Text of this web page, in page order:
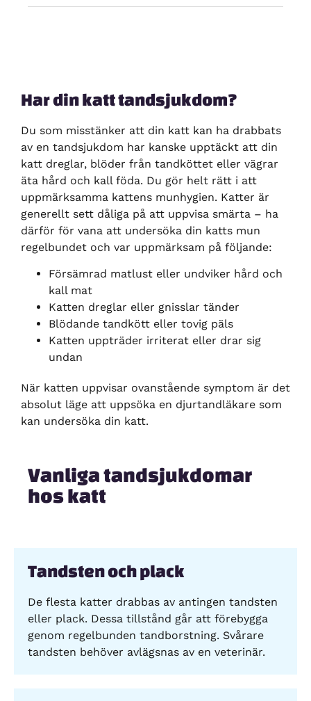
Har din katt tandsjukdom?
Du som misstänker att din katt kan ha drabbats
av en tandsjukdom har kanske upptäckt att din
katt dreglar, blöder från tandköttet eller vägrar
äta hård och kall föda. Du gör helt rätt i att
uppmärksamma kattens munhygien. Katter är
generellt sett dåliga på att uppvisa smärta – ha
därför för vana att undersöka din katts mun
regelbundet och var uppmärksam på följande:
Försämrad matlust eller undviker hård och
kall mat
Katten dreglar eller gnisslar tänder
Blödande tandkött eller tovig päls
Katten uppträder irriterat eller drar sig
undan
När katten uppvisar ovanstående symptom är det
absolut läge att uppsöka en djurtandläkare som
kan undersöka din katt.
Vanliga tandsjukdomar
hos katt
Tandsten och plack
De flesta katter drabbas av antingen tandsten
eller plack. Dessa tillstånd går att förebygga
genom regelbunden tandborstning. Svårare
tandsten behöver avlägsnas av en veterinär.